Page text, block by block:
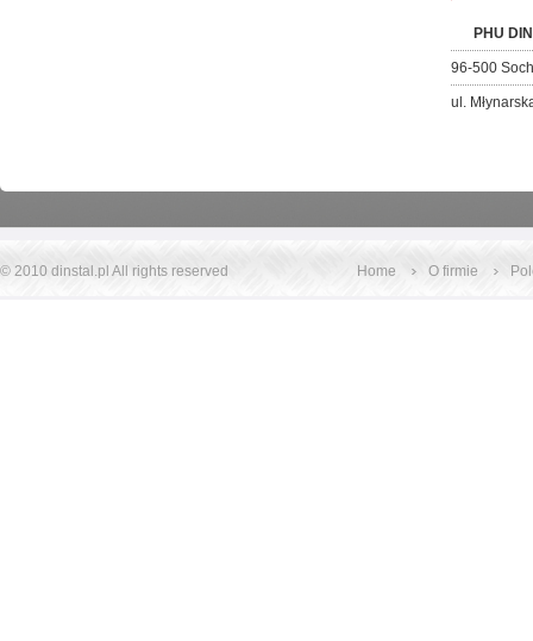
PHU
96-500
ul.
© 2010 dinstal.pl All rights reserved Home O firmie